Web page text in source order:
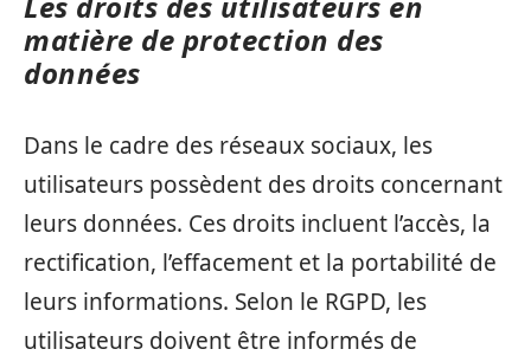
matière de protection des
données
Dans le cadre des réseaux sociaux, les
utilisateurs possèdent des droits concernant
leurs données. Ces droits incluent l’accès, la
rectification, l’effacement et la portabilité de
leurs informations. Selon le RGPD, les
utilisateurs doivent être informés de